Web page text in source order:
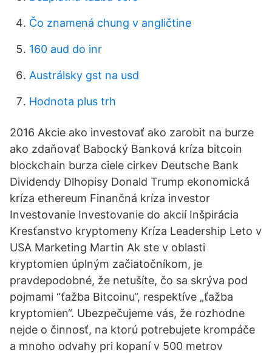
Čo znamená chung v angličtine
160 aud do inr
Austrálsky gst na usd
Hodnota plus trh
2016 Akcie ako investovať ako zarobit na burze
ako zdaňovať Babocký Banková kríza bitcoin
blockchain burza ciele cirkev Deutsche Bank
Dividendy Dlhopisy Donald Trump ekonomická
kríza ethereum Finančná kríza investor
Investovanie Investovanie do akcií Inšpirácia
Kresťanstvo kryptomeny Kríza Leadership Leto v
USA Marketing Martin Ak ste v oblasti
kryptomien úplným začiatočníkom, je
pravdepodobné, že netušíte, čo sa skrýva pod
pojmami “ťažba Bitcoinu“, respektíve „ťažba
kryptomien“. Ubezpečujeme vás, že rozhodne
nejde o činnosť, na ktorú potrebujete krompáče
a mnoho odvahy pri kopaní v 500 metrov